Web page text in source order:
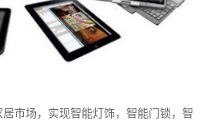
市场，实现智能灯饰，智能门锁，智